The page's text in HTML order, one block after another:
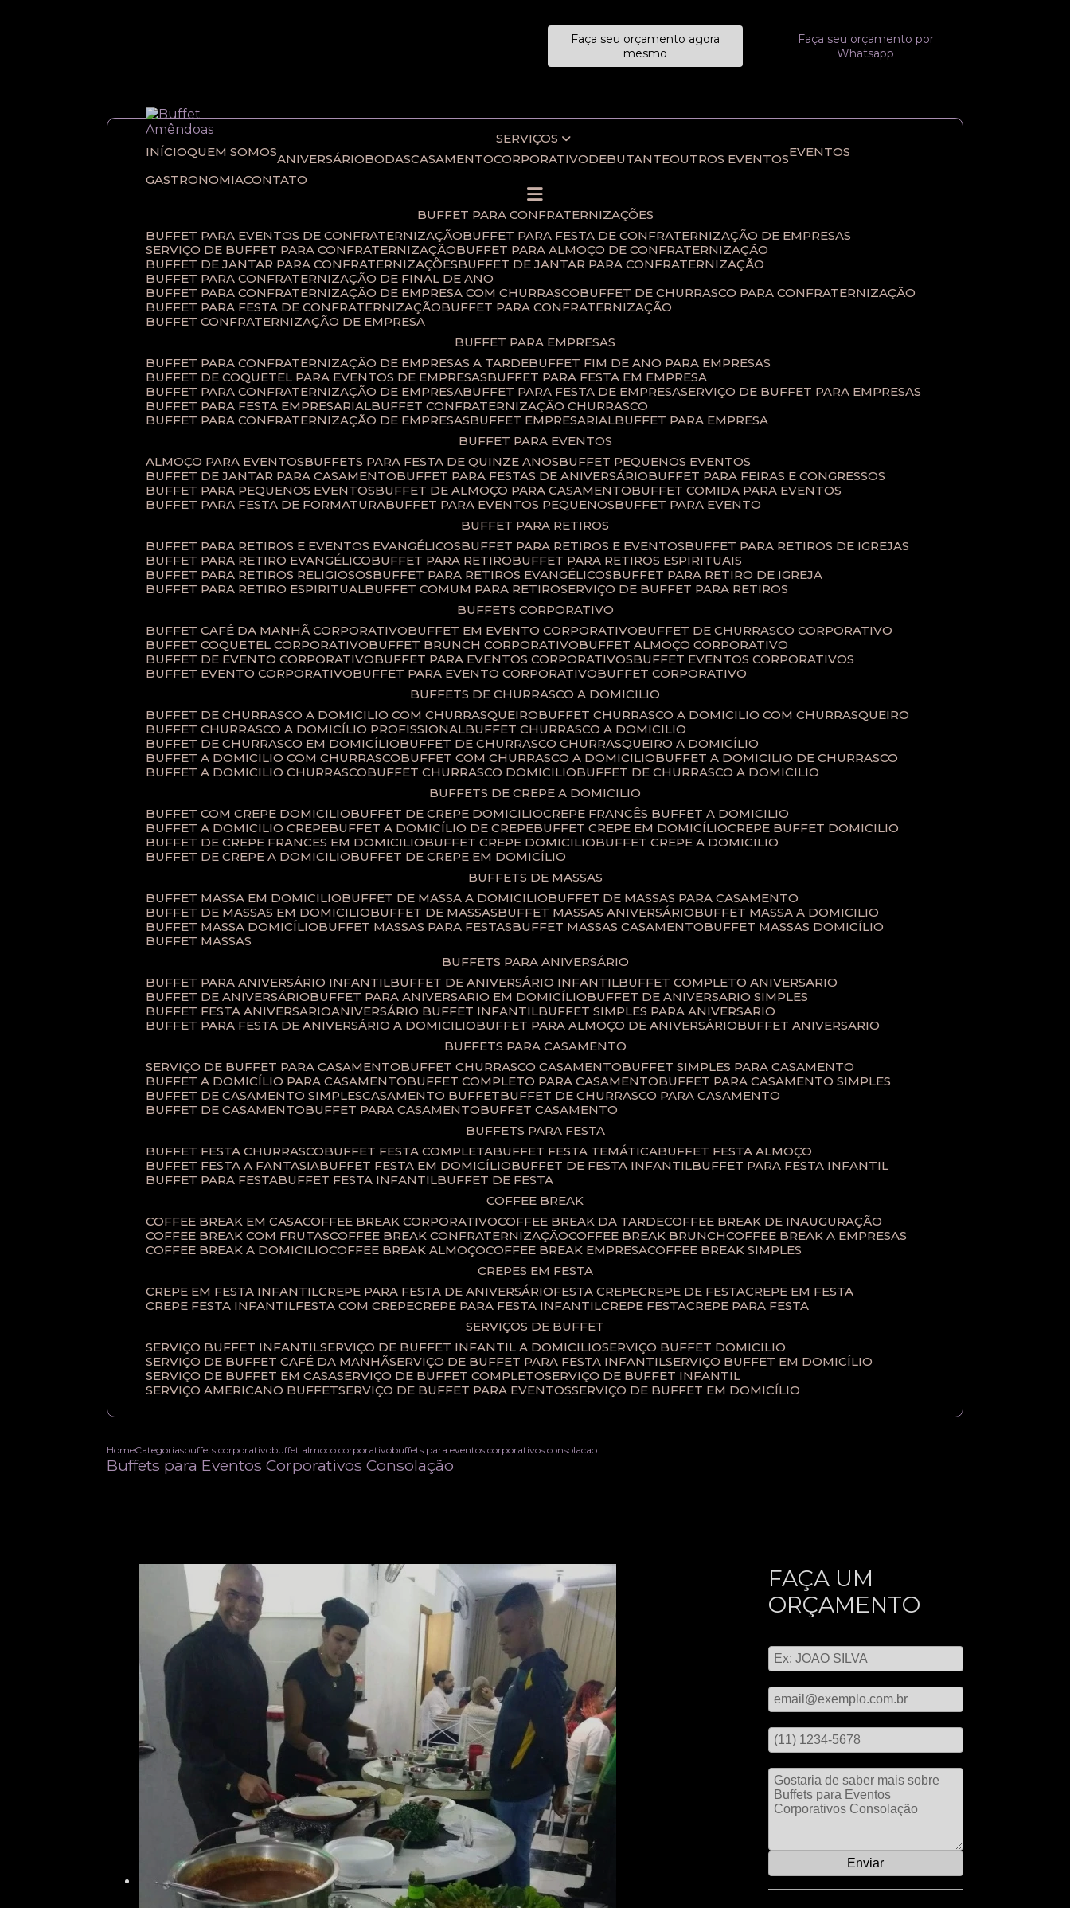
Faça seu orçamento agora
mesmo
Faça seu orçamento por
Whatsapp
INÍCIO QUEM SOMOS
SERVIÇOS
ANIVERSÁRIO
BODAS CASAMENTO CORPORATIVO DEBUTANTE OUTROS EVENTOS
EVENTOS
GASTRONOMIA CONTATO
BUFFET PARA CONFRATERNIZAÇÕES
BUFFET PARA EVENTOS DE CONFRATERNIZAÇÃO
BUFFET PARA FESTA DE CONFRATERNIZAÇÃO DE EMPRESAS
SERVIÇO DE BUFFET PARA CONFRATERNIZAÇÃO
BUFFET PARA ALMOÇO DE CONFRATERNIZAÇÃO​
BUFFET DE JANTAR PARA CONFRATERNIZAÇÕES​
BUFFET DE JANTAR PARA CONFRATERNIZAÇÃO​
BUFFET PARA CONFRATERNIZAÇÃO DE FINAL DE ANO​
BUFFET PARA CONFRATERNIZAÇÃO DE EMPRESA COM CHURRASCO
BUFFET DE CHURRASCO PARA CONFRATERNIZAÇÃO
BUFFET PARA FESTA DE CONFRATERNIZAÇÃO
BUFFET PARA CONFRATERNIZAÇÃO
BUFFET CONFRATERNIZAÇÃO DE EMPRESA
BUFFET PARA EMPRESAS
BUFFET PARA CONFRATERNIZAÇÃO DE EMPRESAS A TARDE
BUFFET FIM DE ANO PARA EMPRESAS
BUFFET DE COQUETEL PARA EVENTOS DE EMPRESAS
BUFFET PARA FESTA EM EMPRESA
BUFFET PARA CONFRATERNIZAÇÃO DE EMPRESA
BUFFET PARA FESTA DE EMPRESA SERVIÇO DE BUFFET PARA EMPRESAS
BUFFET PARA FESTA EMPRESARIAL
BUFFET CONFRATERNIZAÇÃO CHURRASCO
BUFFET PARA CONFRATERNIZAÇÃO DE EMPRESAS
BUFFET EMPRESARIAL
BUFFET PARA EMPRESA
BUFFET PARA EVENTOS
ALMOÇO PARA EVENTOS
BUFFETS PARA FESTA DE QUINZE ANOS
BUFFET PEQUENOS EVENTOS
BUFFET DE JANTAR PARA CASAMENTO
BUFFET PARA FESTAS DE ANIVERSÁRIO
BUFFET PARA FEIRAS E CONGRESSOS
BUFFET PARA PEQUENOS EVENTOS
BUFFET DE ALMOÇO PARA CASAMENTO
BUFFET COMIDA PARA EVENTOS
BUFFET PARA FESTA DE FORMATURA
BUFFET PARA EVENTOS PEQUENOS
BUFFET PARA EVENTO
BUFFET PARA RETIROS
BUFFET PARA RETIROS E EVENTOS EVANGÉLICOS
BUFFET PARA RETIROS E EVENTOS
BUFFET PARA RETIROS DE IGREJAS
BUFFET PARA RETIRO EVANGÉLICO
BUFFET PARA RETIRO
BUFFET PARA RETIROS ESPIRITUAIS
BUFFET PARA RETIROS RELIGIOSOS
BUFFET PARA RETIROS EVANGÉLICOS
BUFFET PARA RETIRO DE IGREJA
BUFFET PARA RETIRO ESPIRITUAL
BUFFET COMUM PARA RETIRO​ SERVIÇO DE BUFFET PARA RETIROS
BUFFETS CORPORATIVO
BUFFET CAFÉ DA MANHÃ CORPORATIVO
BUFFET EM EVENTO CORPORATIVO
BUFFET DE CHURRASCO CORPORATIVO
BUFFET COQUETEL CORPORATIVO
BUFFET BRUNCH CORPORATIVO
BUFFET ALMOÇO CORPORATIVO
BUFFET DE EVENTO CORPORATIVO
BUFFET PARA EVENTOS CORPORATIVOS
BUFFET EVENTOS CORPORATIVOS
BUFFET EVENTO CORPORATIVO
BUFFET PARA EVENTO CORPORATIVO
BUFFET CORPORATIVO
BUFFETS DE CHURRASCO A DOMICILIO
BUFFET DE CHURRASCO A DOMICILIO COM CHURRASQUEIRO
BUFFET CHURRASCO A DOMICILIO COM CHURRASQUEIRO
BUFFET CHURRASCO A DOMICÍLIO PROFISSIONAL
BUFFET CHURRASCO A DOMICILIO
BUFFET DE CHURRASCO EM DOMICÍLIO
BUFFET DE CHURRASCO CHURRASQUEIRO A DOMICÍLIO
BUFFET A DOMICILIO COM CHURRASCO
BUFFET COM CHURRASCO A DOMICILIO
BUFFET A DOMICILIO DE CHURRASCO
BUFFET A DOMICILIO CHURRASCO
BUFFET CHURRASCO DOMICILIO
BUFFET DE CHURRASCO A DOMICILIO
BUFFETS DE CREPE A DOMICILIO
BUFFET COM CREPE DOMICILIO
BUFFET DE CREPE DOMICILIO
CREPE FRANCÊS BUFFET A DOMICILIO
BUFFET A DOMICILIO CREPE
BUFFET A DOMICÍLIO DE CREPE BUFFET CREPE EM DOMICÍLIO
CREPE BUFFET DOMICILIO
BUFFET DE CREPE FRANCES EM DOMICILIO
BUFFET CREPE DOMICILIO
BUFFET CREPE A DOMICILIO
BUFFET DE CREPE A DOMICILIO
BUFFET DE CREPE EM DOMICÍLIO
BUFFETS DE MASSAS
BUFFET MASSA EM DOMICILIO
BUFFET DE MASSA A DOMICILIO
BUFFET DE MASSAS PARA CASAMENTO
BUFFET DE MASSAS EM DOMICILIO
BUFFET DE MASSAS BUFFET MASSAS ANIVERSÁRIO
BUFFET MASSA A DOMICILIO
BUFFET MASSA DOMICÍLIO
BUFFET MASSAS PARA FESTAS BUFFET MASSAS CASAMENTO
BUFFET MASSAS DOMICÍLIO
BUFFET MASSAS
BUFFETS PARA ANIVERSÁRIO
BUFFET PARA ANIVERSÁRIO INFANTIL
BUFFET DE ANIVERSÁRIO INFANTIL
BUFFET COMPLETO ANIVERSARIO
BUFFET DE ANIVERSÁRIO
BUFFET PARA ANIVERSARIO EM DOMICÍLIO
BUFFET DE ANIVERSARIO SIMPLES
BUFFET FESTA ANIVERSARIO
ANIVERSÁRIO BUFFET INFANTIL
BUFFET SIMPLES PARA ANIVERSARIO
BUFFET PARA FESTA DE ANIVERSÁRIO A DOMICILIO
BUFFET PARA ALMOÇO DE ANIVERSÁRIO
BUFFET ANIVERSARIO
BUFFETS PARA CASAMENTO
SERVIÇO DE BUFFET PARA CASAMENTO
BUFFET CHURRASCO CASAMENTO
BUFFET SIMPLES PARA CASAMENTO
BUFFET A DOMICÍLIO PARA CASAMENTO
BUFFET COMPLETO PARA CASAMENTO
BUFFET PARA CASAMENTO SIMPLES
BUFFET DE CASAMENTO SIMPLES CASAMENTO BUFFET
BUFFET DE CHURRASCO PARA CASAMENTO
BUFFET DE CASAMENTO
BUFFET PARA CASAMENTO
BUFFET CASAMENTO
BUFFETS PARA FESTA
BUFFET FESTA CHURRASCO
BUFFET FESTA COMPLETA BUFFET FESTA TEMÁTICA
BUFFET FESTA ALMOÇO
BUFFET FESTA A FANTASIA
BUFFET FESTA EM DOMICÍLIO BUFFET DE FESTA INFANTIL
BUFFET PARA FESTA INFANTIL
BUFFET PARA FESTA
BUFFET FESTA INFANTIL
BUFFET DE FESTA
COFFEE BREAK
COFFEE BREAK EM CASA COFFEE BREAK CORPORATIVO COFFEE BREAK DA TARDE COFFEE BREAK DE INAUGURAÇÃO
COFFEE BREAK COM FRUTAS COFFEE BREAK CONFRATERNIZAÇÃO COFFEE BREAK BRUNCH COFFEE BREAK A EMPRESAS
COFFEE BREAK A DOMICILIO COFFEE BREAK ALMOÇO COFFEE BREAK EMPRESA COFFEE BREAK SIMPLES
CREPES EM FESTA
CREPE EM FESTA INFANTIL
CREPE PARA FESTA DE ANIVERSÁRIO FESTA CREPE CREPE DE FESTA
CREPE EM FESTA
CREPE FESTA INFANTIL FESTA COM CREPE CREPE PARA FESTA INFANTIL CREPE FESTA
CREPE PARA FESTA
SERVIÇOS DE BUFFET
SERVIÇO BUFFET INFANTIL SERVIÇO DE BUFFET INFANTIL A DOMICILIO SERVIÇO BUFFET DOMICILIO
SERVIÇO DE BUFFET CAFÉ DA MANHÃ SERVIÇO DE BUFFET PARA FESTA INFANTIL SERVIÇO BUFFET EM DOMICÍLIO
SERVIÇO DE BUFFET EM CASA SERVIÇO DE BUFFET COMPLETO SERVIÇO DE BUFFET INFANTIL
SERVIÇO AMERICANO BUFFET SERVIÇO DE BUFFET PARA EVENTOS SERVIÇO DE BUFFET EM DOMICÍLIO
HomeCategoriasbuffets corporativobuffet almoco corporativobuffets para eventos corporativos consolacao
Buffets para Eventos Corporativos Consolação
FAÇA UM
ORÇAMENTO